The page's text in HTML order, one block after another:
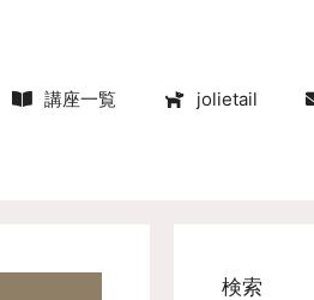
講座一覧 jolietail
検索